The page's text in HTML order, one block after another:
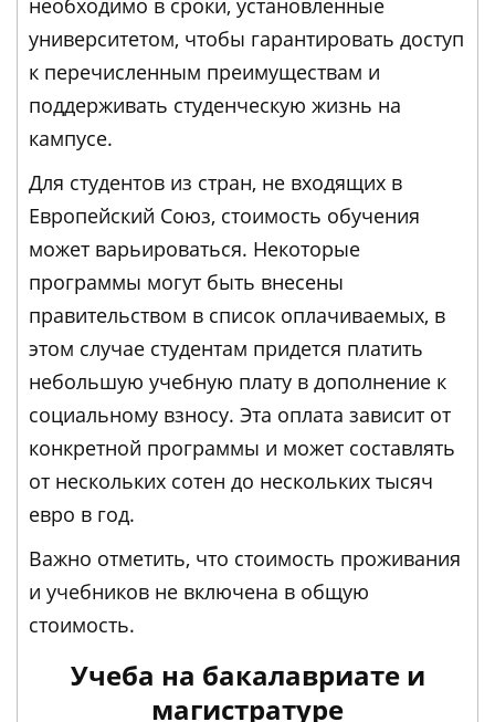
университетом, чтобы гарантировать доступ
к перечисленным преимуществам и
поддерживать студенческую жизнь на
кампусе.
Для студентов из стран, не входящих в
Европейский Союз, стоимость обучения
может варьироваться. Некоторые
программы могут быть внесены
правительством в список оплачиваемых, в
этом случае студентам придется платить
небольшую учебную плату в дополнение к
социальному взносу. Эта оплата зависит от
конкретной программы и может составлять
от нескольких сотен до нескольких тысяч
евро в год.
Важно отметить, что стоимость проживания
и учебников не включена в общую
стоимость.
Учеба на бакалавриате и
магистратуре